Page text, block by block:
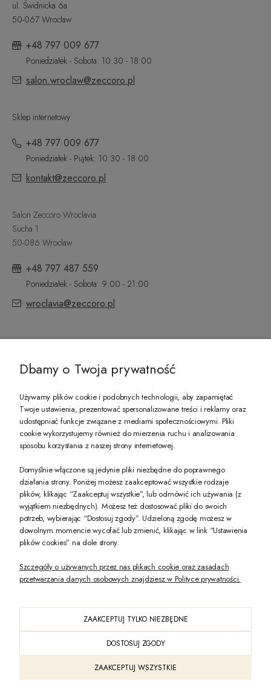
ul. Świdnicka 6a
50-067 Wrocław
+48 797 009 677
Poniedziałek - Sobota: 10:30 - 18:00
salon.wroclaw@zeccoro.pl
Sklep internetowy
+48 797 009 677
Poniedziałek - Piątek: 10:30 - 18:00
kontakt@zeccoro.pl
Salon Zeccoro Wroclavia
Sucha 1
50-086 Wrocław
+48 797 487 559
Poniedziałek - Sobota: 9:00 - 21:00
wroclavia@zeccoro.pl
PREZENT DLA CIEBIE!
-10% na pierwsze zakupy na zeccoro.pl Gdy zapiszesz się do naszego
Twoje dane będą przetwarzane zgodnie z nasząpolityką prywatności
POKAŻ PEŁNĄ WERSJĘ STRONY
Sklep internetowy Shoper Premium
PL
Dbamy o Twoja prywatność
Używamy plików cookie i podobnych technologii, aby zapamiętać
Twoje ustawienia, prezentować spersonalizowane treści i reklamy oraz
udostępniać funkcje związane z mediami społecznościowymi. Pliki
cookie wykorzystujemy również do mierzenia ruchu i analizowania
sposobu korzystania z naszej strony internetowej.
Domyślnie włączone są jedynie pliki niezbędne do poprawnego
działania strony. Poniżej możesz zaakceptować wszystkie rodzaje
plików, klikając “Zaakceptuj wszystkie”, lub odmówić ich używania (z
wyjątkiem niezbędnych). Możesz też dostosować pliki do swoich
potrzeb, wybierając “Dostosuj zgody”. Udzieloną zgodę możesz w
dowolnym momencie wycofać lub zmienić, klikając w link “Ustawienia
plików cookies” na dole strony.
Szczegóły o używanych przez nas plikach cookie oraz zasadach
przetwarzania danych osobowych znajdziesz w Polityce prywatności.
ZAAKCEPTUJ TYLKO NIEZBĘDNE
DOSTOSUJ ZGODY
ZAAKCEPTUJ WSZYSTKIE